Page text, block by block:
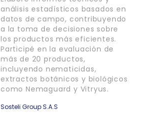
análisis estadísticos basados en
datos de campo, contribuyendo
a la toma de decisiones sobre
los productos más eficientes.
Participé en la evaluación de
más de 20 productos,
incluyendo nematicidas,
extractos botánicos y biológicos
como Nemaguard y Vitryus.
Sosteli Group S.A.S